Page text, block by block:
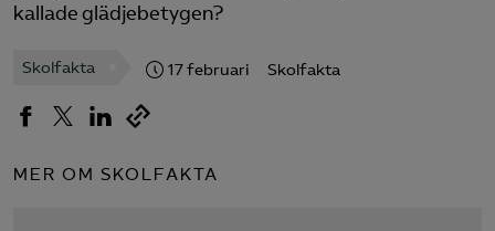
kallade glädjebetygen?
Skolfakta 17 februari Skolfakta
MER OM SKOLFAKTA